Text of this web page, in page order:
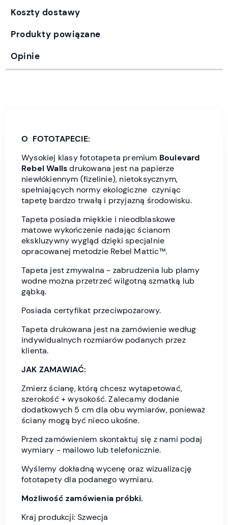
Koszty dostawy
Produkty powiązane
Opinie
O FOTOTAPECIE:
Wysokiej klasy fototapeta premium Boulevard
Rebel Wallsdrukowana jest na papierze
niewłókiennym (fizelinie), nietoksycznym,
spełniających normy ekologiczne czyniąc
tapetę bardzo trwałą i przyjazną środowisku.
Tapeta posiada miękkie i nieodblaskowe
matowe wykończenie nadając ścianom
ekskluzywny wygląd dzięki specjalnie
opracowanej metodzie Rebel Mattic™.
Tapeta jest zmywalna - zabrudzenia lub plamy
wodne można przetrzeć wilgotną szmatką lub
gąbką.
Posiada certyfikat przeciwpożarowy.
Tapeta drukowana jest na zamówienie według
indywidualnych rozmiarów podanych przez
klienta.
JAK ZAMAWIAĆ:
Zmierz ścianę, którą chcesz wytapetować,
szerokość + wysokość. Zalecamy dodanie
dodatkowych 5 cm dla obu wymiarów, ponieważ
ściany mogą być nieco ukośne.
Przed zamówieniem skontaktuj się z nami podaj
wymiary - mailowo lub telefonicznie.
Wyślemy dokładną wycenę oraz wizualizację
fototapety dla podanego wymiaru.
Możliwość zamówienia próbki.
Kraj produkcji: Szwecja